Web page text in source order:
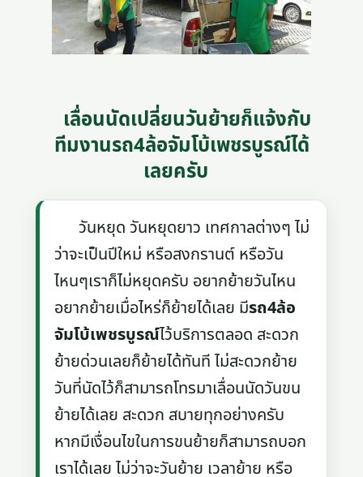
เลื่อนนัดเปลี่ยนวันย้ายก็แจ้งกับ
ทีมงานรถ4ล้อจัมโบ้เพชรบูรณ์ได้
เลยครับ
วันหยุด วันหยุดยาว เทศกาลต่างๆ ไม่
ว่าจะเป็นปีใหม่ หรือสงกรานต์ หรือวัน
ไหนๆเราก็ไม่หยุดครับ อยากย้ายวันไหน
อยากย้ายเมื่อไหร่ก็ย้ายได้เลย มีรถ4ล้อ
จัมโบ้เพชรบูรณ์ไว้บริการตลอด สะดวก
ย้ายด่วนเลยก็ย้ายได้ทันที ไม่สะดวกย้าย
วันที่นัดไว้ก็สามารถโทรมาเลื่อนนัดวันขน
ย้ายได้เลย สะดวก สบายทุกอย่างครับ
หากมีเงื่อนไขในการขนย้ายก็สามารถบอก
เราได้เลย ไม่ว่าจะวันย้าย เวลาย้าย หรือ